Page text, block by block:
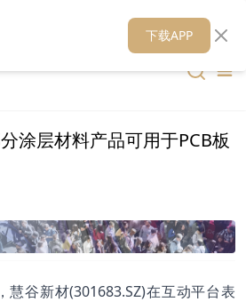
财华媒体矩阵 财华智库
涂层材料产品可用于PCB板
慧谷新材(301683.SZ)在互动平台表
下载APP